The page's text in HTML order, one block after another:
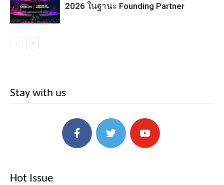
2026 ในฐานะ Founding Partner
Stay with us
Hot Issue